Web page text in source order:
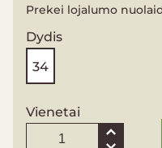
Prekei lojalumo
Dydis
34
Vienetai